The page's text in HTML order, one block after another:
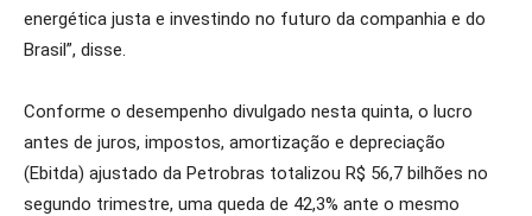
energética justa e investindo no futuro da companhia e do
Brasil”, disse.
Conforme o desempenho divulgado nesta quinta, o lucro
antes de juros, impostos, amortização e depreciação
(Ebitda) ajustado da Petrobras totalizou R$ 56,7 bilhões no
segundo trimestre, uma queda de 42,3% ante o mesmo